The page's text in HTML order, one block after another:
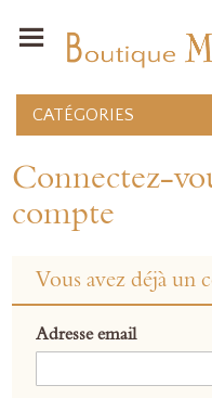
CATÉGORIES
Connectez-
compte
Vous avez déjà un
Adresse email